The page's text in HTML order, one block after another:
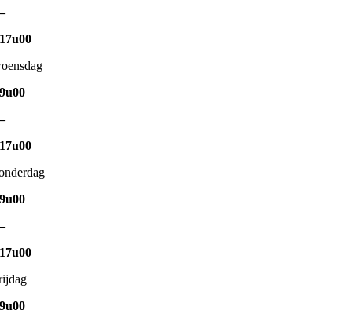
–
17u00
9u00
–
17u00
9u00
–
17u00
9u00